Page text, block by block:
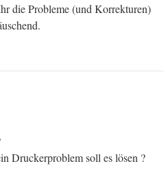
die Probleme (und Korrekturen)
Druckerproblem soll es lösen ?